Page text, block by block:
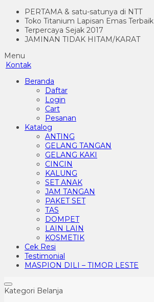
PERTAMA & satu-satunya di NTT
Toko Titanium Lapisan Emas Terbaik
Terpercaya Sejak 2017
JAMINAN TIDAK HITAM/KARAT
Menu
Kontak
Beranda
Daftar
Login
Cart
Pesanan
Katalog
ANTING
GELANG TANGAN
GELANG KAKI
CINCIN
KALUNG
SET ANAK
JAM TANGAN
PAKET SET
TAS
DOMPET
LAIN LAIN
KOSMETIK
Cek Resi
Testimonial
MASPION DILI – TIMOR LESTE
Kategori Belanja